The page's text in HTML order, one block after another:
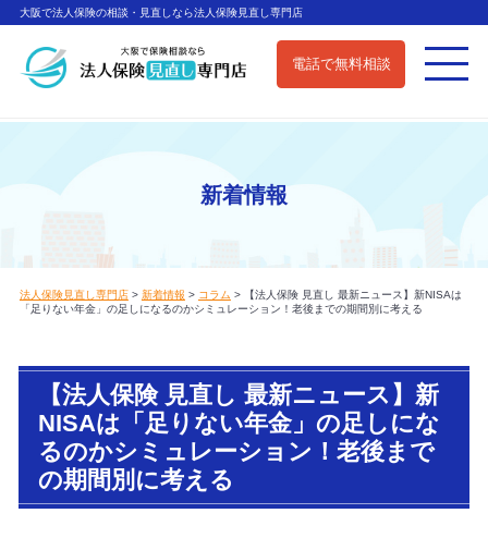
大阪で法人保険の相談・見直しなら法人保険見直し専門店
電話で無料相談
新着情報
法人保険見直し専門店> 新着情報 > コラム >
【法人保険 見直し 最新ニュース】新NISAは
「足りない年金」の足しになるのかシミュレーション！老後までの期間別に考える
【法人保険 見直し 最新ニュース】新
NISAは「足りない年金」の足しにな
るのかシミュレーション！老後まで
の期間別に考える